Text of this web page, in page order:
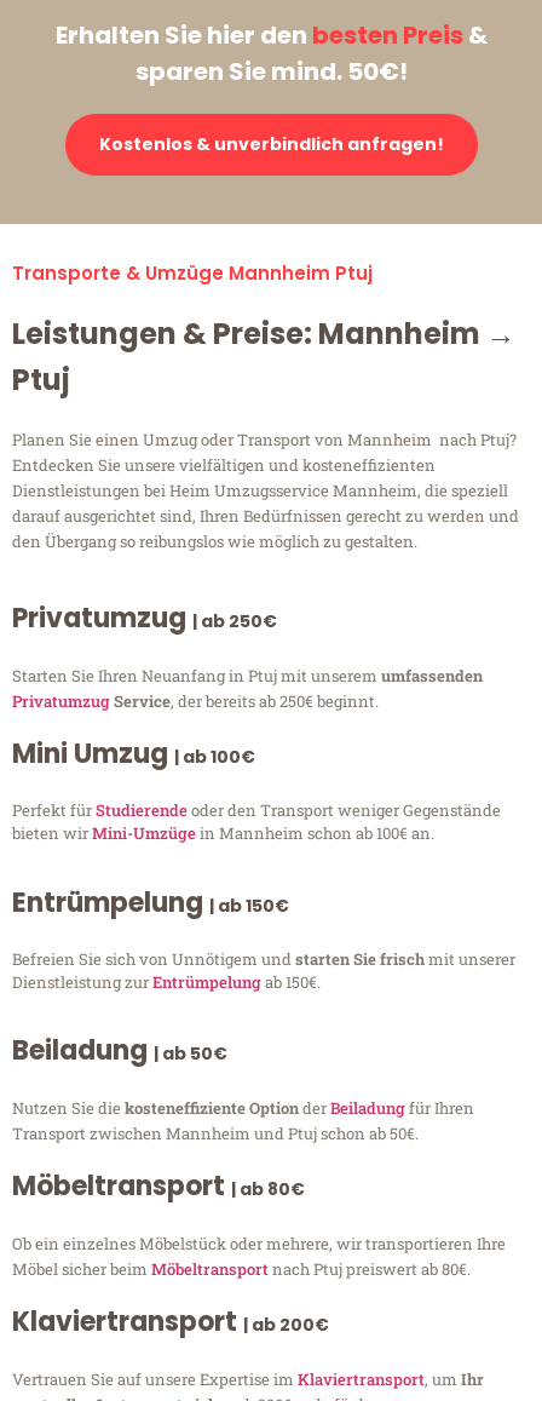
Erhalten Sie hier den besten Preis&
sparen Sie mind. 50€!
Kostenlos & unverbindlich anfragen!
Transporte & Umzüge Mannheim Ptuj
Leistungen & Preise: Mannheim →
Ptuj
Planen Sie einen Umzug oder Transport von Mannheim nach Ptuj?
Entdecken Sie unsere vielfältigen und kosteneffizienten
Dienstleistungen bei Heim Umzugsservice Mannheim, die speziell
darauf ausgerichtet sind, Ihren Bedürfnissen gerecht zu werden und
den Übergang so reibungslos wie möglich zu gestalten.
Privatumzug | ab 250€
Starten Sie Ihren Neuanfang in Ptuj mit unserem umfassenden
PrivatumzugService, der bereits ab 250€ beginnt.
Mini Umzug | ab 100€
Perfekt fürStudierendeoder den Transport weniger Gegenstände
bieten wirMini-Umzügein Mannheim schon ab 100€ an.
Entrümpelung | ab 150€
Befreien Sie sich von Unnötigem undstarten Sie frischmit unserer
Dienstleistung zurEntrümpelungab 150€.
Beiladung | ab 50€
Nutzen Sie diekosteneffiziente OptionderBeiladungfür Ihren
Transport zwischen Mannheim und Ptuj schon ab 50€.
Möbeltransport | ab 80€
Ob ein einzelnes Möbelstück oder mehrere, wir transportieren Ihre
Möbel sicher beim Möbeltransportnach Ptuj preiswert ab 80€.
Klaviertransport | ab 200€
Vertrauen Sie auf unsere Expertise im Klaviertransport, um Ihr